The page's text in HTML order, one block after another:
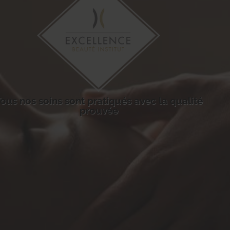
nos soins sont pratiqués avec la qualité
prouvée